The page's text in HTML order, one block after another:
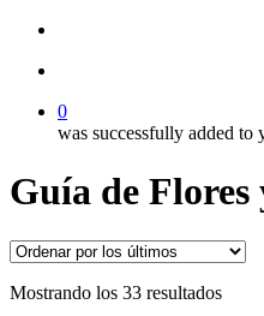
0
was successfully added to
Guía de Flores
Mostrando los 33 resultados